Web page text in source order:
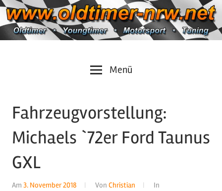
Zum
Inhalt
springen
https://oldtimer-
Motorsport
Tuning
Menü
Fahrzeugvorstellung:
Michaels `72er Ford Taunus
GXL
Am 3. November 2018 Von Christian
In